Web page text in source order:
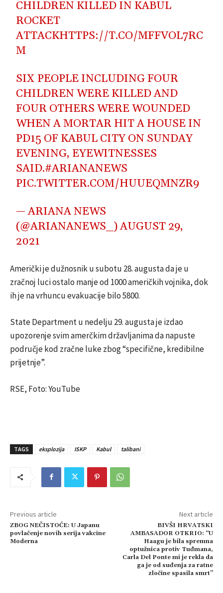
CHILDREN KILLED IN KABUL
ROCKET
ATTACKHTTPS://T.CO/MFFVOL7RC
M
SIX PEOPLE INCLUDING FOUR
CHILDREN WERE KILLED AND
FOUR OTHERS WERE WOUNDED
WHEN A MORTAR HIT A HOUSE IN
PD15 OF KABUL CITY ON SUNDAY
EVENING, EYEWITNESSES
SAID.#ARIANANEWS
PIC.TWITTER.COM/HUUEQMNZR9
— ARIANA NEWS
(@ARIANANEWS_)AUGUST 29,
2021
Američki je dužnosnik u subotu 28. augusta da je u
zračnoj luci ostalo manje od 1000 američkih vojnika, dok
ih je na vrhuncu evakuacije bilo 5800.
State Department u nedelju 29. augusta je izdao
upozorenje svim amerčkim državljanima da napuste
područje kod zračne luke zbog “specifične, kredibilne
prijetnje”.
RSE, Foto: YouTube
TAGS eksplozija ISKP Kabul talibani
Previous article
ZBOG NEČISTOĆE: U Japanu
povlačenje novih serija vakcine
Moderna
Next article
BIVŠI HRVATSKI
AMBASADOR OTKRIO: “U
Haagu je bila spremna
optužnica protiv Tuđmana,
Carla Del Ponte mi je rekla da
ga je od suđenja za ratne
zločine spasila smrt”